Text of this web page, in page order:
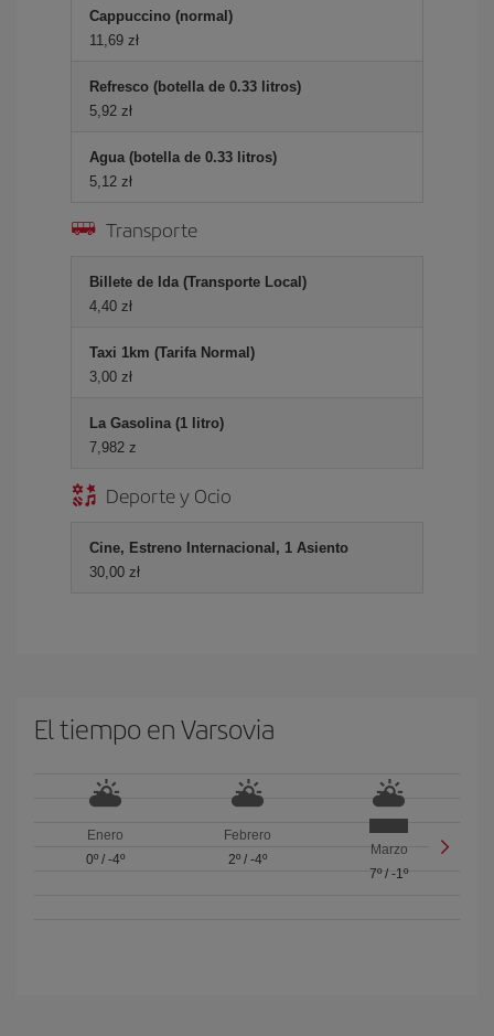
Cappuccino (normal)
11,69 zł
Refresco (botella de 0.33 litros)
5,92 zł
Agua (botella de 0.33 litros)
5,12 zł
Transporte
Billete de Ida (Transporte Local)
4,40 zł
Taxi 1km (Tarifa Normal)
3,00 zł
La Gasolina (1 litro)
7,982 z
Deporte y Ocio
Cine, Estreno Internacional, 1 Asiento
30,00 zł
El tiempo en Varsovia
Enero
0º/ -4º
Febrero
2º/ -4º
Marzo
7º/-1º